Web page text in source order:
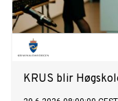
KRUS blir